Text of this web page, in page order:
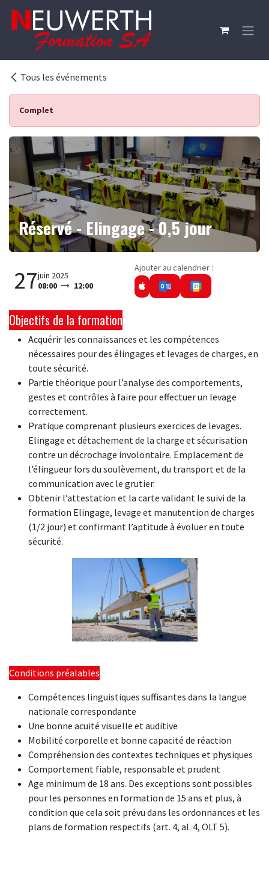
Tous les événements
Complet
Réservé - Elingage - 0,5 jour
27juin 2025
08:00
12:00
Ajouter au calendrier :
Objectifs de la formation
Acquérir les connaissances et les compétences
nécessaires pour des élingages et levages de charges, en
toute sécurité.
Partie théorique pour l’analyse des comportements,
gestes et contrôles à faire pour effectuer un levage
correctement.
Pratique comprenant plusieurs exercices de levages.
Elingage et détachement de la charge et sécurisation
contre un décrochage involontaire. Emplacement de
l’élingueur lors du soulèvement, du transport et de la
communication avec le grutier.
Obtenir l’attestation et la carte validant le suivi de la
formation Elingage, levage et manutention de charges
(1/2 jour) et confirmant l’aptitude à évoluer en toute
sécurité.
Conditions préalables
Compétences linguistiques suffisantes dans la langue
nationale correspondante
Une bonne acuité visuelle et auditive
Mobilité corporelle et bonne capacité de réaction
Compréhension des contextes techniques et physiques
Comportement fiable, responsable et prudent
Age minimum de 18 ans. Des exceptions sont possibles
pour les personnes en formation de 15 ans et plus, à
condition que cela soit prévu dans les ordonnances et les
plans de formation respectifs (art. 4, al. 4, OLT 5).